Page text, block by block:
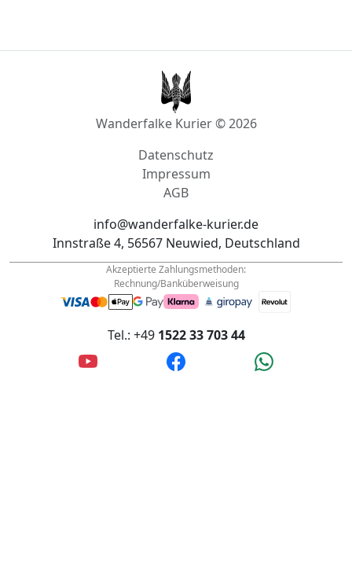
Wanderfalke Kurier © 2026
Datenschutz
Impressum
AGB
info@wanderfalke-kurier.de
Innstraße 4, 56567 Neuwied, Deutschland
Akzeptierte Zahlungsmethoden:
Rechnung/Banküberweisung
Tel.: +49 1522 33 703 44